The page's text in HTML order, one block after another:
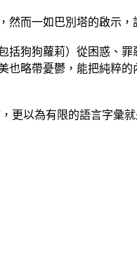
一如巴別塔的啟示，
狗蘿莉）從困惑、罪
略帶憂鬱，能把純粹
為有限的語言字彙就